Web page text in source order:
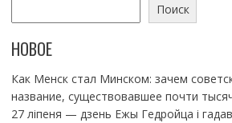
Поиск
НОВОЕ
Как Менск стал Минском: зачем
название, существовавшее почти
27 ліпеня — дзень Ежы Гедройца і